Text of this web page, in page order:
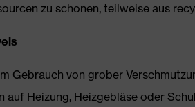
zu schonen, teilweise aus
Gebrauch von grober
auf Heizung, Heizgebläse oder